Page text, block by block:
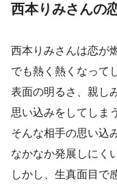
西本りみさんの
西本りみさんは恋が
でも熱く熱くなって
表面の明るさ、親し
思い込みをしてしま
そんな相手の思い込
なかなか発展しにく
しかし、生真面目で